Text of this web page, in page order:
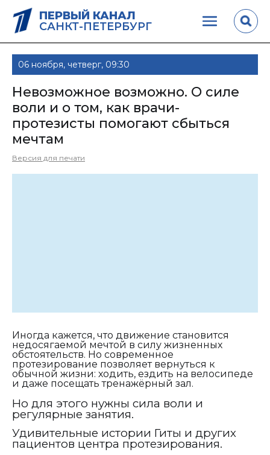
ПЕРВЫЙ КАНАЛ
САНКТ-ПЕТЕРБУРГ
06 ноября, четверг, 09:30
Невозможное возможно. О силе
воли и о том, как врачи-
протезисты помогают сбыться
мечтам
Версия для печати
Иногда кажется, что движение становится
недосягаемой мечтой в силу жизненных
обстоятельств. Но современное
протезирование позволяет вернуться к
обычной жизни: ходить, ездить на велосипеде
и даже посещать тренажёрный зал.
Но для этого нужны сила воли и
регулярные занятия.
Удивительные истории Гиты и других
пациентов центра протезирования.